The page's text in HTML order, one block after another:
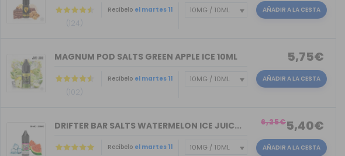
(124)
Recíbelo el martes 11 AÑADIR A LA CESTA
MAGNUM POD SALTS GREEN APPLE ICE 10ML
(102)
Recíbelo el martes 11
5,75€
AÑADIR A LA CESTA
DRIFTER BAR SALTS WATERMELON ICE JUIC...
Recíbelo el martes 11
5,40€
6,25€
AÑADIR A LA CESTA